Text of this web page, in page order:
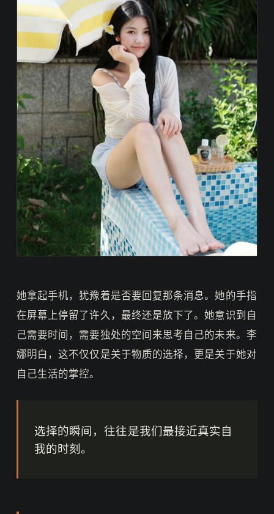
她拿起手机，犹豫着是否要回复那条消息。她的手指
在屏幕上停留了许久，最终还是放下了。她意识到自
己需要时间，需要独处的空间来思考自己的未来。李
娜明白，这不仅仅是关于物质的选择，更是关于她对
自己生活的掌控。
选择的瞬间，往往是我们最接近真实自
我的时刻。